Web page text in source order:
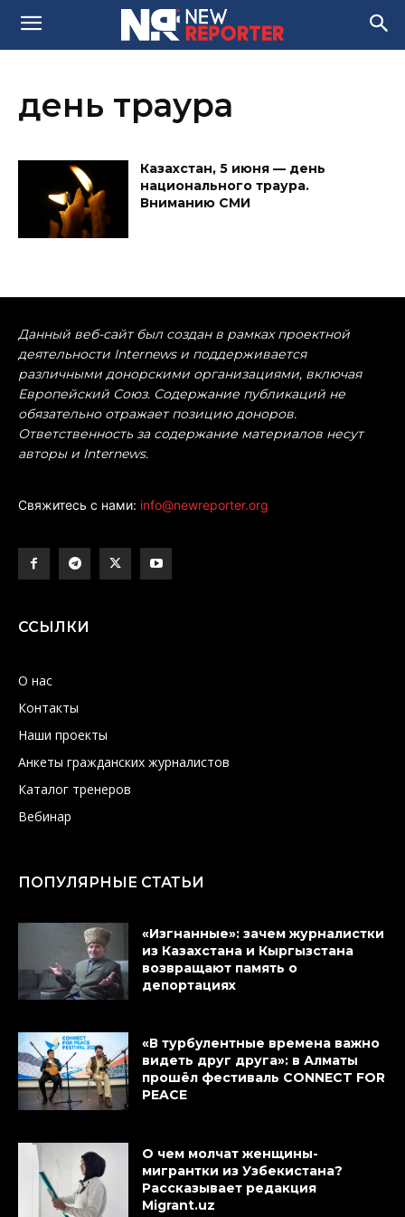
день траура
Казахстан, 5 июня — день
национального траура.
Вниманию СМИ
Данный веб-сайт был создан в рамках проектной
деятельности Internews и поддерживается
различными донорскими организациями, включая
Европейский Союз. Содержание публикаций не
обязательно отражает позицию доноров.
Ответственность за содержание материалов несут
авторы и Internews.
Свяжитесь с нами: info@newreporter.org
ССЫЛКИ
О нас
Контакты
Наши проекты
Анкеты гражданских журналистов
Каталог тренеров
Вебинар
ПОПУЛЯРНЫЕ СТАТЬИ
«Изгнанные»: зачем журналистки
из Казахстана и Кыргызстана
возвращают память о
депортациях
«В турбулентные времена важно
видеть друг друга»: в Алматы
прошёл фестиваль CONNECT FOR
PEACE
О чем молчат женщины-
мигрантки из Узбекистана?
Рассказывает редакция
Migrant.uz